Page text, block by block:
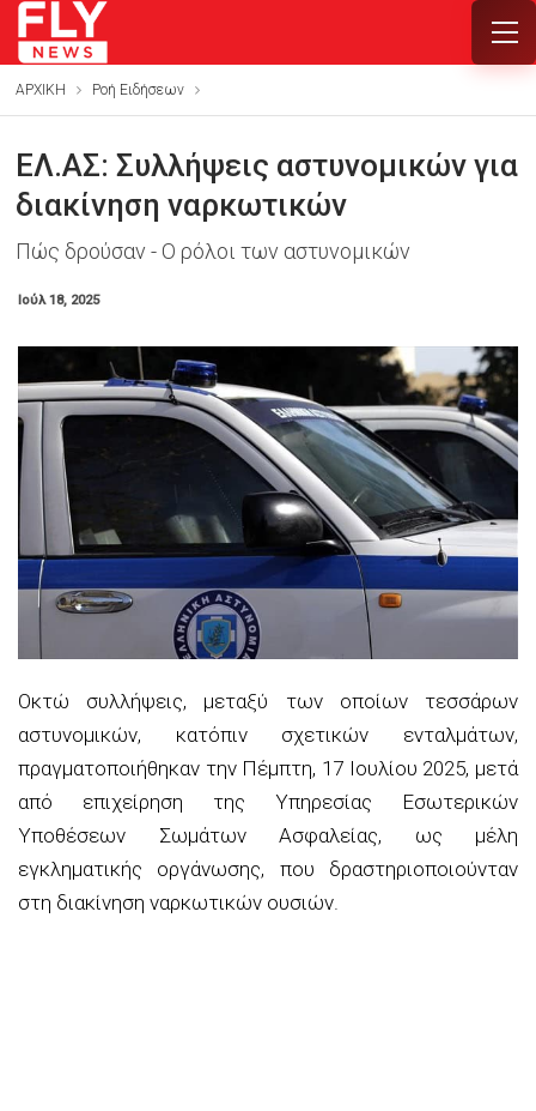
ΑΡΧΙΚΗ Ροή Ειδήσεων
ΕΛ.ΑΣ: Συλλήψεις αστυνομικών για
διακίνηση ναρκωτικών
Πώς δρούσαν - Ο ρόλοι των αστυνομικών
Ιούλ 18, 2025
Οκτώ συλλήψεις, μεταξύ των οποίων τεσσάρων
αστυνομικών, κατόπιν σχετικών ενταλμάτων,
πραγματοποιήθηκαν την Πέμπτη, 17 Ιουλίου 2025, μετά
από επιχείρηση της Υπηρεσίας Εσωτερικών
Υποθέσεων Σωμάτων Ασφαλείας, ως μέλη
εγκληματικής οργάνωσης, που δραστηριοποιούνταν
στη διακίνηση ναρκωτικών ουσιών.